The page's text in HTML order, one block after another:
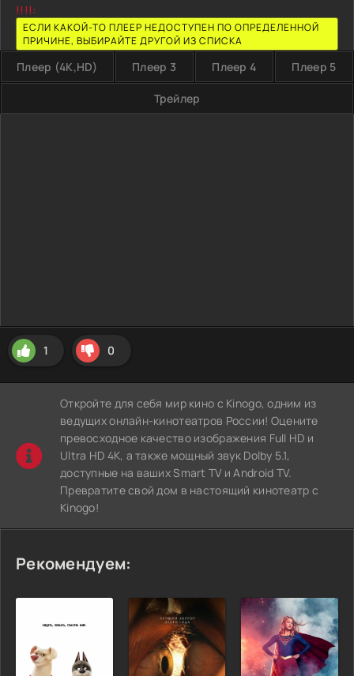
!!!!:
ЕСЛИ КАКОЙ-ТО ПЛЕЕР НЕДОСТУПЕН ПО ОПРЕДЕЛЕННОЙ
ПРИЧИНЕ, ВЫБИРАЙТЕ ДРУГОЙ ИЗ СПИСКА
Плеер (4K,HD) Плеер 3 Плеер 4 Плеер 5
Трейлер
1 0
Откройте для себя мир кино с Kinogo, одним из
ведущих онлайн-кинотеатров России! Оцените
превосходное качество изображения Full HD и
Ultra HD 4K, а также мощный звук Dolby 5.1,
доступные на ваших Smart TV и Android TV.
Превратите свой дом в настоящий кинотеатр с
Kinogo!
Рекомендуем: